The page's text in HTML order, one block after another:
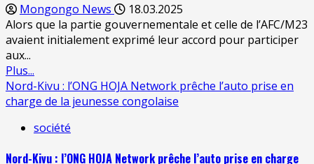
Mongongo News
18.03.2025
Alors que la partie gouvernementale et celle de l’AFC/M23
avaient initialement exprimé leur accord pour participer
aux...
Plus...
Nord-Kivu : l’ONG HOJA Network prêche l’auto prise en
charge de la jeunesse congolaise
société
Nord-Kivu : l’ONG HOJA Network prêche l’auto prise en charge